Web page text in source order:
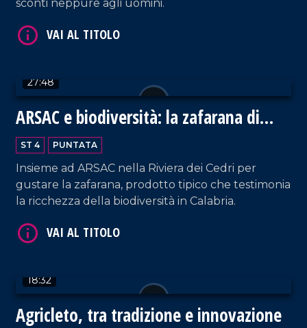
sconti neppure agli uomini.
27:48
ARSAC e biodiversità: la zafarana di
Tortora
ST 4 PUNTATA
Insieme ad ARSAC nella Riviera dei Cedri per
gustare la zafarana, prodotto tipico che testimonia
la ricchezza della biodiversità in Calabria.
18:32
Agricleto, tra tradizione e innovazione
VAI AL TITOLO
VAI AL TITOLO
VAI AL TITOLO